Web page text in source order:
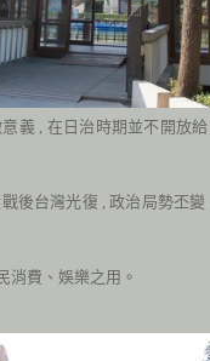
義 在日治時期並不開放
後台灣光復 ,政治局勢丕變
消費、娛樂之用。